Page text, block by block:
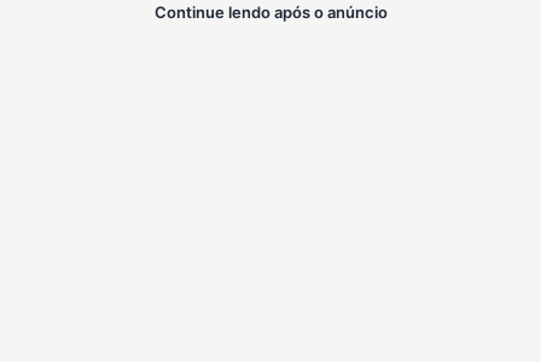
Continue lendo após o anúncio